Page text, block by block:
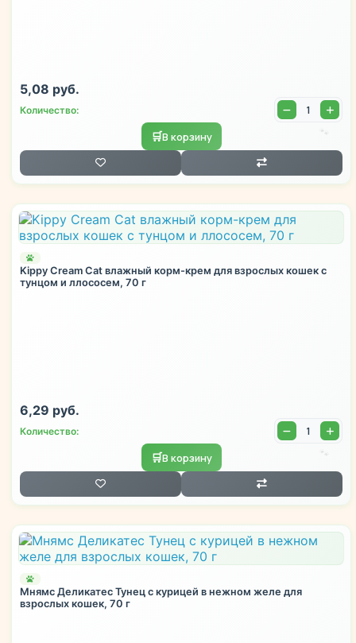
5,08 руб.
Количество:
🛒В корзину
🐾
Kippy Cream Cat влажный корм-крем для взрослых кошек с
тунцом и ллососем, 70 г
6,29 руб.
Количество:
🛒В корзину
🐾
Мнямс Деликатес Тунец с курицей в нежном желе для
взрослых кошек, 70 г